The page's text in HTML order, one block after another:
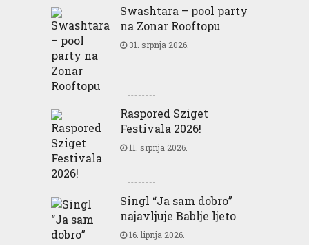
Swashtara – pool party
na Zonar Rooftopu
31. srpnja 2026.
Raspored Sziget
Festivala 2026!
11. srpnja 2026.
Singl “Ja sam dobro”
najavljuje Bablje ljeto
16. lipnja 2026.